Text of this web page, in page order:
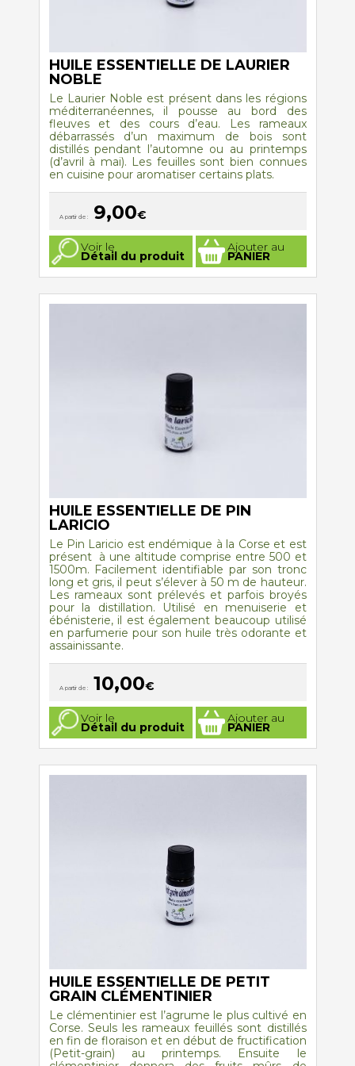
HUILE ESSENTIELLE DE LAURIER
NOBLE
Le Laurier Noble est présent dans les régions
méditerranéennes, il pousse au bord des
fleuves et des cours d’eau. Les rameaux
débarrassés d’un maximum de bois sont
distillés pendant l’automne ou au printemps
(d’avril à mai). Les feuilles sont bien connues
en cuisine pour aromatiser certains plats.
A partir de : 9,00€
Voir le
Détail du produit
Ajouter au
PANIER
Ce
produit
a
plusieurs
Les
options
HUILE ESSENTIELLE DE PIN
LARICIO
Le Pin Laricio est endémique à la Corse et est
présent à une altitude comprise entre 500 et
1500m. Facilement identifiable par son tronc
long et gris, il peut s’élever à 50 m de hauteur.
Les rameaux sont prélevés et parfois broyés
pour la distillation. Utilisé en menuiserie et
ébénisterie, il est également beaucoup utilisé
en parfumerie pour son huile très odorante et
assainissante.
A partir de : 10,00€
Voir le
Détail du produit
Ajouter au
PANIER
Ce
produit
a
plusieurs
Les
options
HUILE ESSENTIELLE DE PETIT
GRAIN CLÉMENTINIER
Le clémentinier est l’agrume le plus cultivé en
Corse. Seuls les rameaux feuillés sont distillés
en fin de floraison et en début de fructification
(Petit-grain) au printemps. Ensuite le